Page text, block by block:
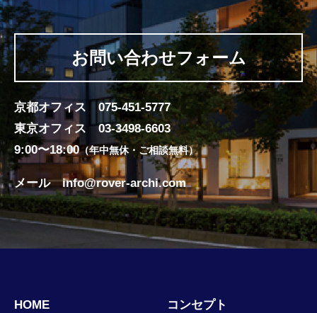
お問い合わせフォーム
京都オフィス 075-451-5777
東京オフィス03-3498-6603
9:00〜18:00（年中無休・ご相談無料）
メールinfo@rover-archi.com
HOME コンセプト